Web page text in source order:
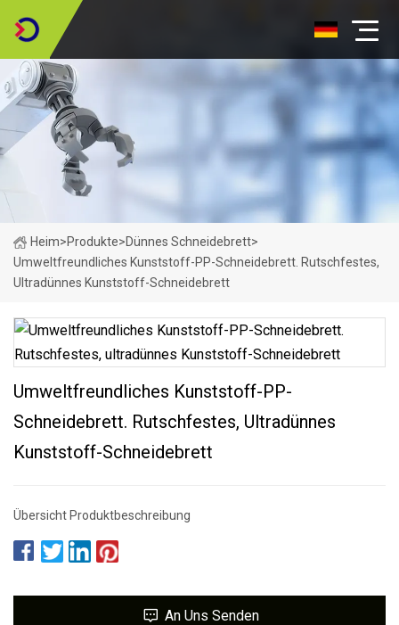
Heim>Produkte>Dünnes Schneidebrett>
Umweltfreundliches Kunststoff-PP-Schneidebrett. Rutschfestes,
Ultradünnes Kunststoff-Schneidebrett
Umweltfreundliches Kunststoff-PP-
Schneidebrett. Rutschfestes, Ultradünnes
Kunststoff-Schneidebrett
Übersicht Produktbeschreibung
An Uns Senden